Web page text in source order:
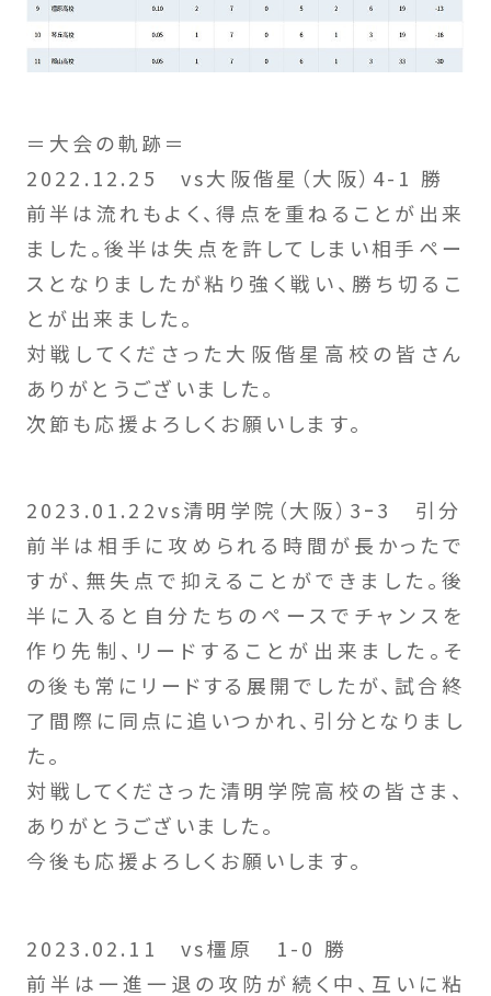
＝大会の軌跡＝
2022.12.25 vs大阪偕星（大阪）4-1 勝
前半は流れもよく、得点を重ねることが出来
ました。後半は失点を許してしまい相手ペー
スとなりましたが粘り強く戦い、勝ち切るこ
とが出来ました。
対戦してくださった大阪偕星高校の皆さん
ありがとうございました。
次節も応援よろしくお願いします。
2023.01.22vs清明学院（大阪）3ｰ3 引分
前半は相手に攻められる時間が長かったで
すが、無失点で抑えることができました。後
半に入ると自分たちのペースでチャンスを
作り先制、リードすることが出来ました。そ
の後も常にリードする展開でしたが、試合終
了間際に同点に追いつかれ、引分となりまし
た。
対戦してくださった清明学院高校の皆さま、
ありがとうございました。
今後も応援よろしくお願いします。
2023.02.11 vs橿原 1-0 勝
前半は一進一退の攻防が続く中、互いに粘